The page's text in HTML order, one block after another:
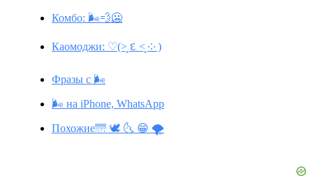
Комбо: 🌬️💨🥶
Каомоджи: ♡(˃͈ દ ˂͈ ༶ )
Фразы с 🌬️
🌬️ на iPhone, WhatsApp
Похожие🌁 🕊️ 🌜 😁 🌪️